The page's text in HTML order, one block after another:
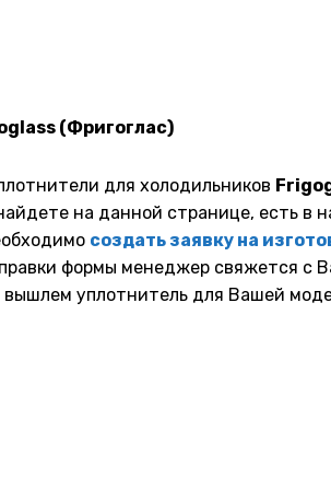
(Фригоглас)
для холодильников
на данной странице, есть в
создать заявку на
формы менеджер свяжется с
уплотнитель для Вашей